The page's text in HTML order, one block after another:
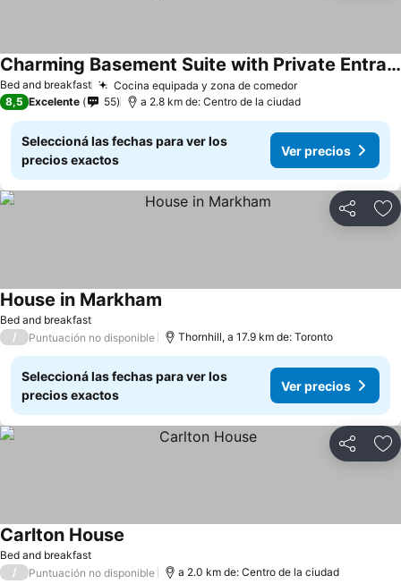
Bed and breakfast Cocina equipada y zona de comedor
Charming Basement Suite with Private Entrance Near Subway, Koreatown & UofT
8,5 Excelente 55 a 2.8 km de: Centro de la ciudad
Seleccioná las fechas para ver los
precios exactos
Ver precios
Compartir
Bed and breakfast
House in Markham
/ Puntuación no disponible Thornhill, a 17.9 km de: Toronto
Seleccioná las fechas para ver los
precios exactos
Ver precios
Compartir
Bed and breakfast
Carlton House
/ Puntuación no disponible a 2.0 km de: Centro de la ciudad